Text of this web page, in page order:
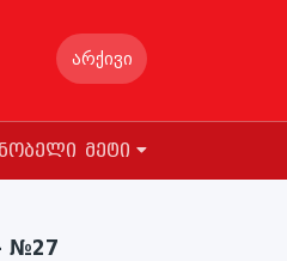
არქივი
მეტი
№27